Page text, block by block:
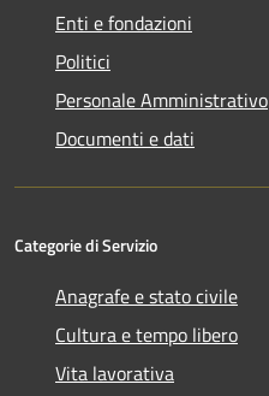
Enti e fondazioni
Politici
Personale Amministrativo
Documenti e dati
Categorie di Servizio
Anagrafe e stato civile
Cultura e tempo libero
Vita lavorativa